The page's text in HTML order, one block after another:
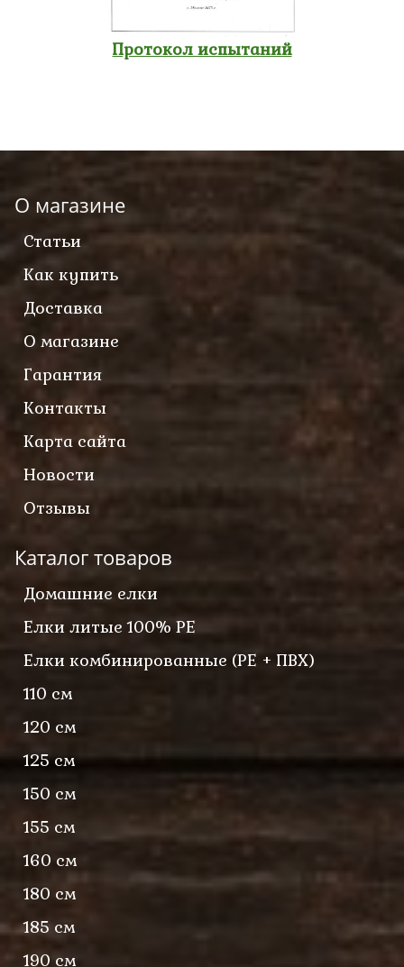
Протокол испытаний
О магазине
Статьи
Как купить
Доставка
О магазине
Гарантия
Контакты
Карта сайта
Новости
Отзывы
Каталог товаров
Домашние елки
Елки литые 100% PE
Елки комбинированные (PE + ПВХ)
110 см
120 см
125 см
150 см
155 см
160 см
180 см
185 см
190 см